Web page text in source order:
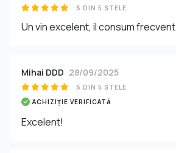
5 DIN 5 STELE
Un vin excelent, il consum frecvent
Mihai DDD 28/09/2025
5 DIN 5 STELE
ACHIZIȚIE VERIFICATĂ
Excelent!